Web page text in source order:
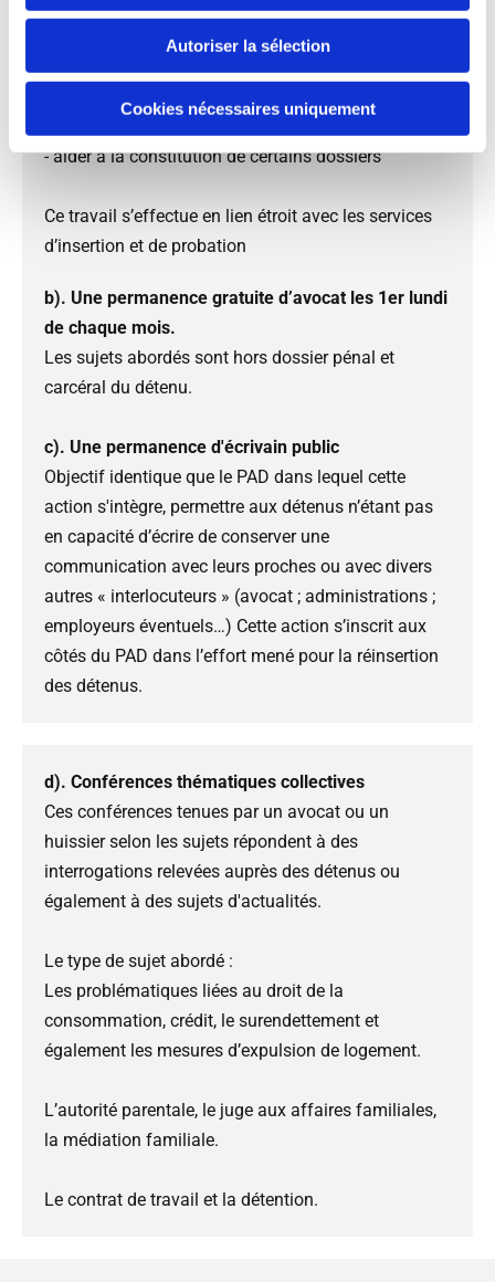
Autoriser la sélection
Cookies nécessaires uniquement
d’insertion et de probation)
- donner des renseignements ou une orientation
juridique (hors dossier pénal et carcéral du détenu)
- aider à la constitution de certains dossiers
Ce travail s’effectue en lien étroit avec les services
d’insertion et de probation
b). Une permanence gratuite d’avocat les 1er lundi
de chaque mois.
Les sujets abordés sont hors dossier pénal et
carcéral du détenu.
c). Une permanence d'écrivain public
Objectif identique que le PAD dans lequel cette
action s'intègre, permettre aux détenus n’étant pas
en capacité d’écrire de conserver une
communication avec leurs proches ou avec divers
autres « interlocuteurs » (avocat ; administrations ;
employeurs éventuels…) Cette action s’inscrit aux
côtés du PAD dans l’effort mené pour la réinsertion
des détenus.
d). Conférences thématiques collectives
Ces conférences tenues par un avocat ou un
huissier selon les sujets répondent à des
interrogations relevées auprès des détenus ou
également à des sujets d'actualités.
Le type de sujet abordé :
Les problématiques liées au droit de la
consommation, crédit, le surendettement et
également les mesures d’expulsion de logement.
L’autorité parentale, le juge aux affaires familiales,
la médiation familiale.
Le contrat de travail et la détention.